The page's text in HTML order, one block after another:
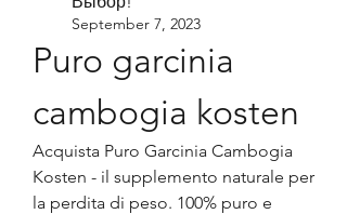
September 7, 2023
Puro garcinia
cambogia kosten
Acquista Puro Garcinia Cambogia
Kosten - il supplemento naturale per
la perdita di peso. 100% puro e